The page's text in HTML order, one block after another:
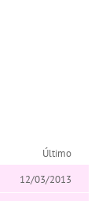
Último
12/03/2013